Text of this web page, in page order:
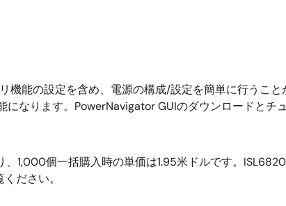
能の設定を含め、電源の構成/設定を簡単に行うこ
なります。PowerNavigator GUIのダウンロードとチ
1,000個一括購入時の単価は1.95米ドルです。
ください。